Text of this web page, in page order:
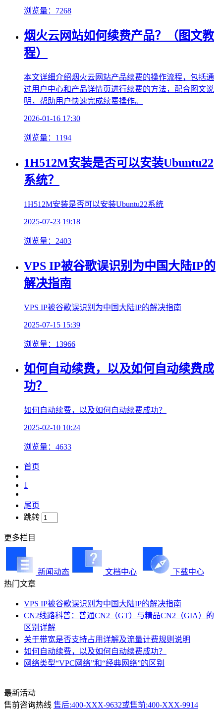
浏览量：7268
烟火云网站如何续费产品？（图文教
程）
本文详细介绍烟火云网站产品续费的操作流程，包括通
过用户中心和产品详情页进行续费的方法，配合图文说
明，帮助用户快速完成续费操作。
2026-01-16 17:30
浏览量：1194
1H512M安装是否可以安装Ubuntu22
系统？
1H512M安装是否可以安装Ubuntu22系统
2025-07-23 19:18
浏览量：2403
VPS IP被谷歌误识别为中国大陆IP的
解决指南
VPS IP被谷歌误识别为中国大陆IP的解决指南
2025-07-15 15:39
浏览量：13966
如何自动续费，以及如何自动续费成
功？
如何自动续费，以及如何自动续费成功？
2025-02-10 10:24
浏览量：4633
首页
1
尾页
跳转
更多栏目
新闻动态 文档中心
下载中心
热门文章
VPS IP被谷歌误识别为中国大陆IP的解决指南
CN2线路科普：普通CN2（GT）与精品CN2（GIA）的
区别详解
关于带宽是否支持占用详解及流量计费规则说明
如何自动续费，以及如何自动续费成功？
网络类型“VPC网络”和“经典网络”的区别
最新活动
售前咨询热线 售后:400-XXX-9632或售前:400-XXX-9914